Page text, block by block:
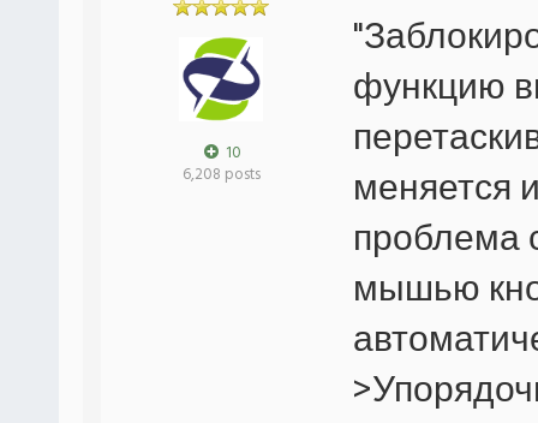
10
6,208 posts
функцию
меняется
проблема
мышью